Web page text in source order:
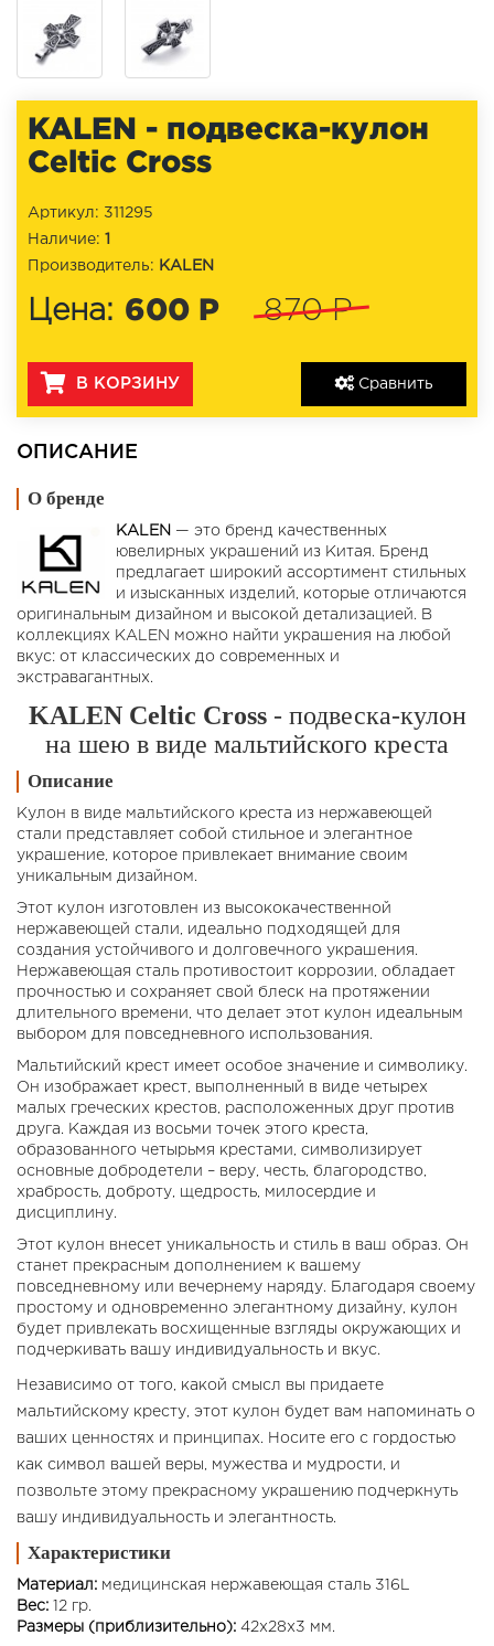
KALEN - подвеска-кулон
Celtic Cross
Сравнить
Артикул: 311295
Наличие: 1
Производитель:
KALEN
Цена: 600 Р 870 Р
В КОРЗИНУ
ОПИСАНИЕ
О бренде
KALEN — это бренд качественных
ювелирных украшений из Китая. Бренд
предлагает широкий ассортимент стильных
и изысканных изделий, которые отличаются
оригинальным дизайном и высокой детализацией. В
коллекциях KALEN можно найти украшения на любой
вкус: от классических до современных и
экстравагантных.
KALEN Celtic Cross- подвеска-кулон
на шею в виде мальтийского креста
Описание
Кулон в виде мальтийского креста из нержавеющей
стали представляет собой стильное и элегантное
украшение, которое привлекает внимание своим
уникальным дизайном.
Этот кулон изготовлен из высококачественной
нержавеющей стали, идеально подходящей для
создания устойчивого и долговечного украшения.
Нержавеющая сталь противостоит коррозии, обладает
прочностью и сохраняет свой блеск на протяжении
длительного времени, что делает этот кулон идеальным
выбором для повседневного использования.
Мальтийский крест имеет особое значение и символику.
Он изображает крест, выполненный в виде четырех
малых греческих крестов, расположенных друг против
друга. Каждая из восьми точек этого креста,
образованного четырьмя крестами, символизирует
основные добродетели – веру, честь, благородство,
храбрость, доброту, щедрость, милосердие и
дисциплину.
Этот кулон внесет уникальность и стиль в ваш образ. Он
станет прекрасным дополнением к вашему
повседневному или вечернему наряду. Благодаря своему
простому и одновременно элегантному дизайну, кулон
будет привлекать восхищенные взгляды окружающих и
подчеркивать вашу индивидуальность и вкус.
Независимо от того, какой смысл вы придаете
мальтийскому кресту, этот кулон будет вам напоминать о
ваших ценностях и принципах. Носите его с гордостью
как символ вашей веры, мужества и мудрости, и
позвольте этому прекрасному украшению подчеркнуть
вашу индивидуальность и элегантность.
Характеристики
Материал: медицинская нержавеющая сталь 316L
Вес: 12 гр.
Размеры (приблизительно): 42x28x3 мм.